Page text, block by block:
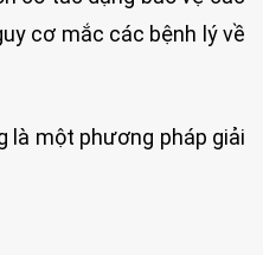
cơ mắc các bệnh lý về
là một phương pháp giải